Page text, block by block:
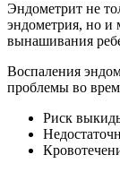
Эндометрит не
эндометрия, но и
вынашивания
Воспаления
проблемы во
Риск